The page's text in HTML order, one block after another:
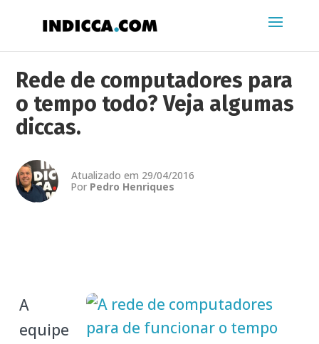
Rede de computadores para
o tempo todo? Veja algumas
diccas.
Atualizado em 29/04/2016
Por Pedro Henriques
A
equipe